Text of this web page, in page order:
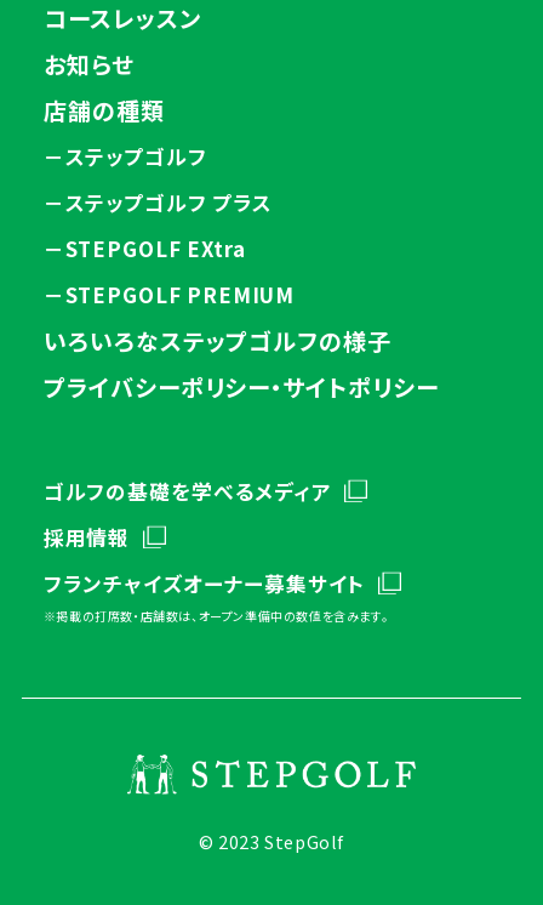
コースレッスン
お知らせ
店舗の種類
－ステップゴルフ
－ステップゴルフ プラス
－STEPGOLF EXtra
－STEPGOLF PREMIUM
いろいろなステップゴルフの様子
プライバシーポリシー・サイトポリシー
ゴルフの基礎を学べるメディア
採用情報
フランチャイズオーナー募集サイト
※掲載の打席数・店舗数は、オープン準備中の数値を含みます。
© 2023 StepGolf